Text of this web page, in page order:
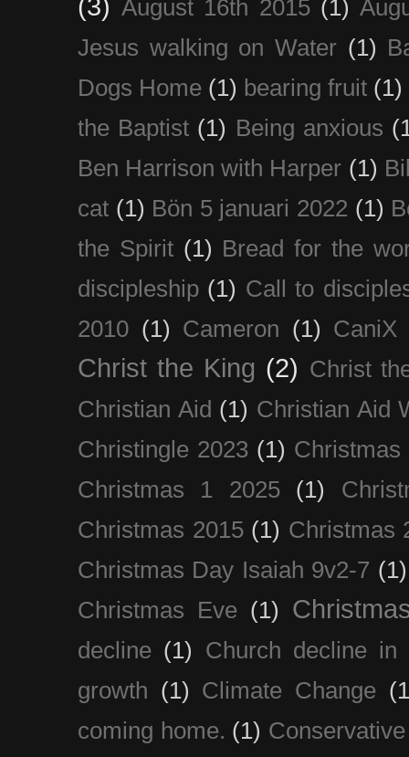
(3) August 16th 2015 (1)
Jesus walking on Water (1)
Dogs Home (1) bearing fruit (1)
the Baptist (1) Being anxious
Ben Harrison with Harper (1)
cat (1) Bön 5 januari 2022 (1)
the Spirit (1) Bread for the
discipleship (1) Call to
2010 (1) Cameron (1) CaniX
Christ the King (2) Christ
Christian Aid (1) Christian Aid
Christingle 2023 (1) Christmas
Christmas 1 2025
(1)
Christmas 2015 (1) Christmas
Christmas Day Isaiah 9v2-7 (1)
Christmas Eve (1)
decline (1)
Church decline
growth (1) Climate Change
coming home. (1)